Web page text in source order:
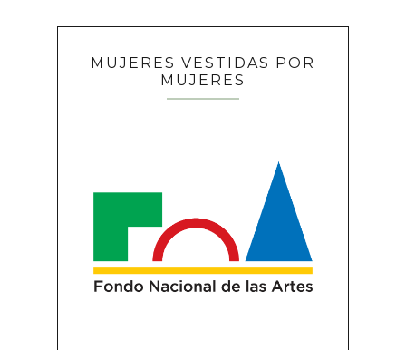
MUJERES VESTIDAS POR
MUJERES